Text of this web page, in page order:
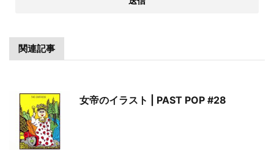
関連記事
女帝のイラスト | PAST POP #28